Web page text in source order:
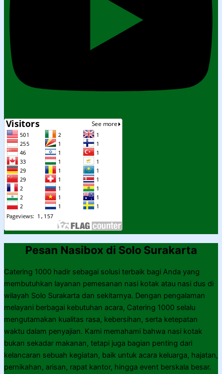
Pesan Nasibox di Solo Surakarta
Catering 1000 hadir sebagai solusi terbaik bagi Anda yang
membutuhkan layanan pemesanan nasi kotak atau nasi dus di
wilayah Solo Surakarta dan sekitarnya. Dengan pengalaman
melayani berbagai kebutuhan acara, Catering 1000 selalu
mengutamakan kualitas rasa, kebersihan, serta ketepatan
waktu dalam penyajian. Kami memahami bahwa nasi kotak
bukan sekadar makanan, tetapi juga bagian penting dari
kelancaran sebuah kegiatan, baik untuk acara keluarga, hajatan,
pernikahan, arisan, rapat kantor, hingga event berskala besar.